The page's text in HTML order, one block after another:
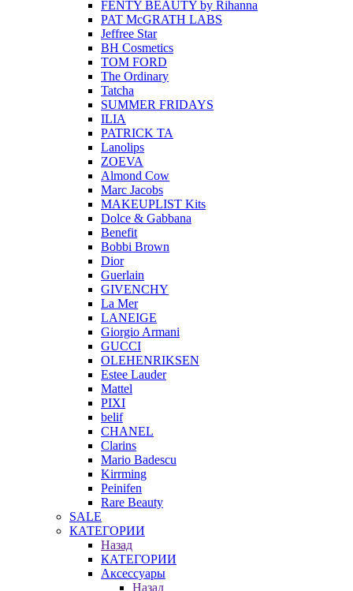
FENTY BEAUTY by Rihanna
PAT McGRATH LABS
Jeffree Star
BH Cosmetics
TOM FORD
The Ordinary
Tatcha
SUMMER FRIDAYS
ILIA
PATRICK TA
Lanolips
ZOEVA
Almond Cow
Marc Jacobs
MAKEUPLIST Kits
Dolce & Gabbana
Benefit
Bobbi Brown
Dior
Guerlain
GIVENCHY
La Mer
LANEIGE
Giorgio Armani
GUCCI
OLEHENRIKSEN
Estee Lauder
Mattel
PIXI
belif
CHANEL
Clarins
Mario Badescu
Kirrming
Peinifen
Rare Beauty
SALE
КАТЕГОРИИ
Назад
КАТЕГОРИИ
Аксессуары
Назад